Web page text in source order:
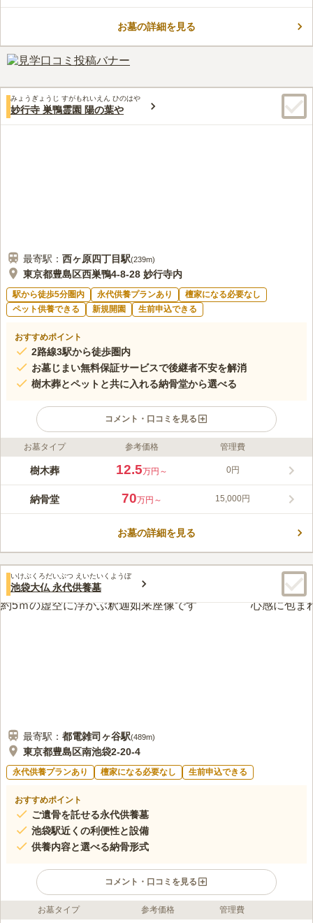
に信仰と安らぎを提供しています。また、桜の名所「ソメイヨシ
クセスも良好であり、歴史と自然を同時に楽しめるスポットで
す。
口コミ評価
お墓の詳細を見る
みょうぎょうじ すがもれいえん ひのはや
妙行寺 巣鴨霊園 陽の葉や
最寄駅： 西ヶ原四丁目駅(239m)
東京都豊島区西巣鴨4-8-28 妙行寺内
駅から徒歩5分圏内 永代供養プランあり
檀家になる必要なし
ペット供養できる
新規開園 生前申込できる
おすすめポイント
2路線3駅から徒歩圏内
お墓じまい無料保証サービスで後継者不安を解消
樹木葬とペットと共に入れる納骨堂から選べる
コメント・口コミを見る
ライフドット編集部のコメント
一年中多くの人で賑わう巣鴨近辺にある妙行寺の境内に、納骨堂
で、屋内施設のため天候を気にせずにお墓参りができます。専用
の個別納骨壇で大切なペットと共に眠ることができ、天然木銘板
樹々に囲まれたお堂に守られ、静かな参拝環境が整っています。
この霊園はまだ誰からも評価されていません。
お墓タイプ 参考価格 管理費
樹木葬 12.5万円～ 0円
納骨堂 70万円～ 15,000円
お墓の詳細を見る
いけぶくろだいぶつ えいたいくようぼ
池袋大仏 永代供養墓
最寄駅： 都電雑司ヶ谷駅(489m)
東京都豊島区南池袋2-20-4
永代供養プランあり 檀家になる必要なし 生前申込できる
おすすめポイント
ご遺骨を託せる永代供養墓
池袋駅近くの利便性と設備
供養内容と選べる納骨形式
コメント・口コミを見る
ライフドット編集部のコメント
お墓タイプ 参考価格 管理費